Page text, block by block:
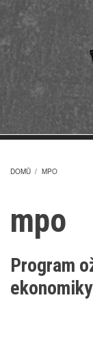
hlavnímu
NAVIGACE
DOMŮ / MPO
mpo
Program